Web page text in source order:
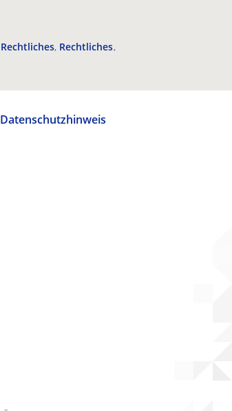
Rechtliches Rechtliches
Datenschutzhinweis